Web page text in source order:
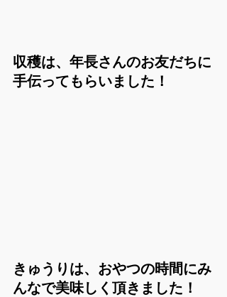
収穫は、年長さんのお友だちに
手伝ってもらいました！
きゅうりは、おやつの時間にみ
んなで美味しく頂きました！